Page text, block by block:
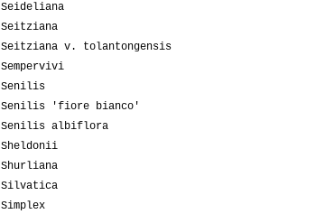
Seideliana
Seitziana
Seitziana v. tolantongensis
Sempervivi
Senilis
Senilis 'fiore bianco'
Senilis albiflora
Sheldonii
Shurliana
Silvatica
Simplex